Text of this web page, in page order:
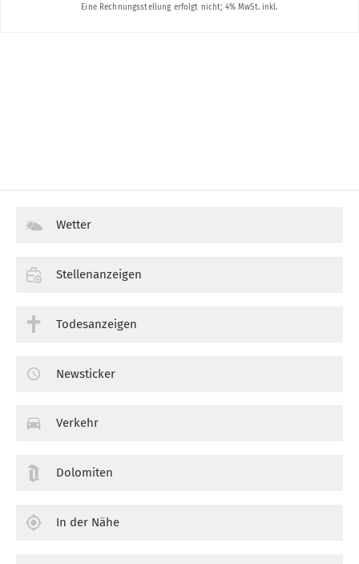
Wetter
Stellenanzeigen
Todesanzeigen
Newsticker
Verkehr
Dolomiten
In der Nähe